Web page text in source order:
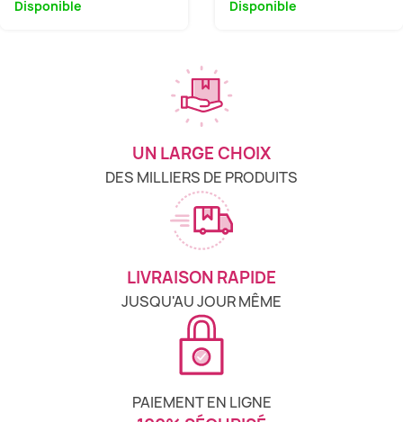
Disponible
Disponible
UN LARGE CHOIX
DES MILLIERS DE PRODUITS
LIVRAISON RAPIDE
JUSQU'AU JOUR MÊME
PAIEMENT EN LIGNE